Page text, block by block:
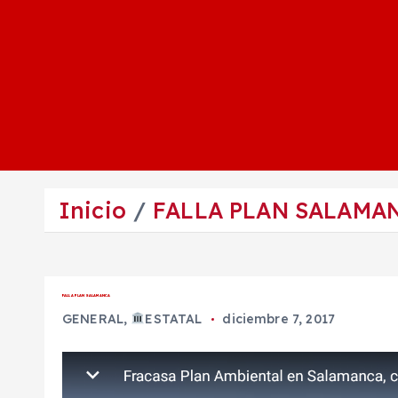
Inicio FALLA PLAN
FALLA PLAN SALAMANCA
GENERAL, ESTATAL diciembre 7, 2017